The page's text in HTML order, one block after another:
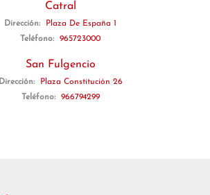
Catral
Dirección:
Plaza De España 1
Teléfono:
965723000
San Fulgencio
Dirección:
Plaza Constitución 26
Teléfono:
966794299